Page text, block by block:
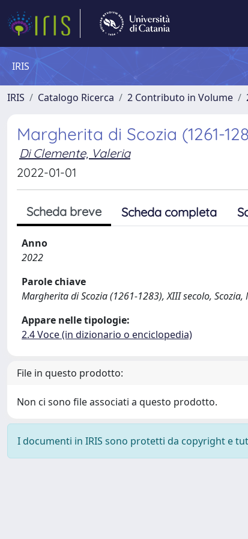
IRIS
IRIS Catalogo Ricerca 2 Contributo in Volume
Margherita di Scozia (1261-
Di Clemente, Valeria
2022-01-01
Scheda breve Scheda completa
Anno
2022
Parole chiave
Margherita di Scozia (1261-1283), XIII secolo, Scozia,
Appare nelle tipologie:
2.4 Voce (in dizionario o enciclopedia)
File in questo prodotto:
Non ci sono file associati a questo prodotto.
I documenti in IRIS sono protetti da copyright e